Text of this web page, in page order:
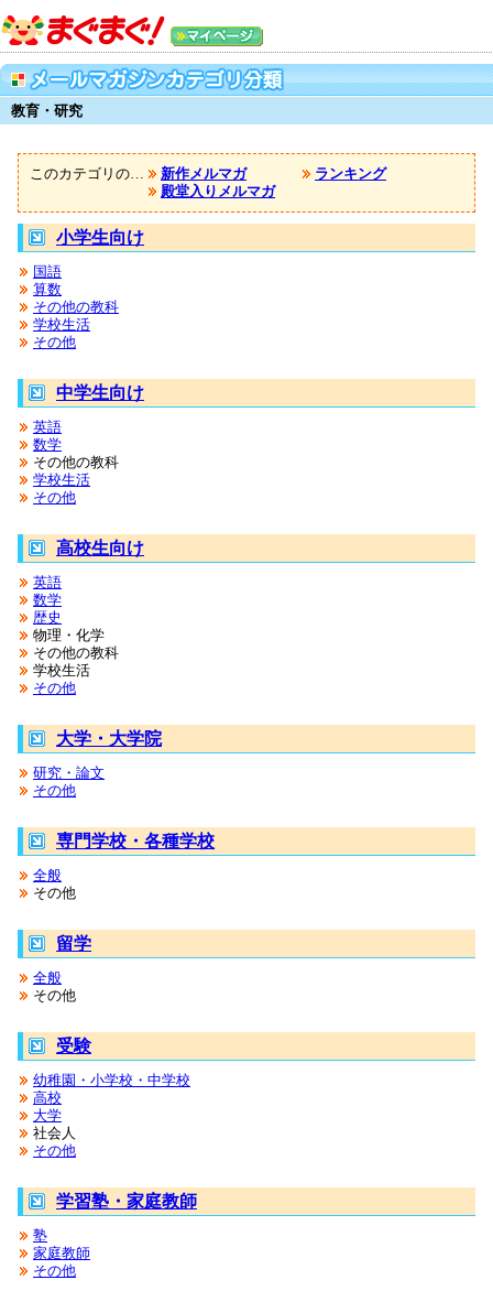
教育・研究
このカテゴリの… 新作メルマガ
ランキング
殿堂入りメルマガ
小学生向け
国語
算数
その他の教科
学校生活
その他
中学生向け
英語
数学
その他の教科
学校生活
その他
高校生向け
英語
数学
歴史
物理・化学
その他の教科
学校生活
その他
大学・大学院
研究・論文
その他
専門学校・各種学校
全般
その他
留学
全般
その他
受験
幼稚園・小学校・中学校
高校
大学
社会人
その他
学習塾・家庭教師
塾
家庭教師
その他